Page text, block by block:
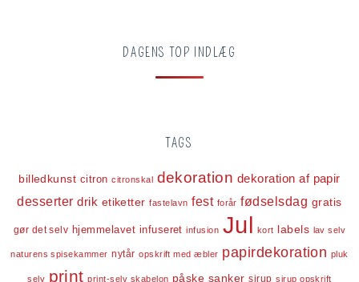
DAGENS TOP INDLÆG
TAGS
billedkunst citron citronskal dekoration dekoration af papir
desserter drik etiketter fastelavn fest forår fødselsdag gratis
gør det selv hjemmelavet infuseret infusion Jul kort labels lav selv
naturens spisekammer nytår opskrift med æbler papirdekoration pluk
selv print print-selv skabelon påske sanker sirup sirup opskrift